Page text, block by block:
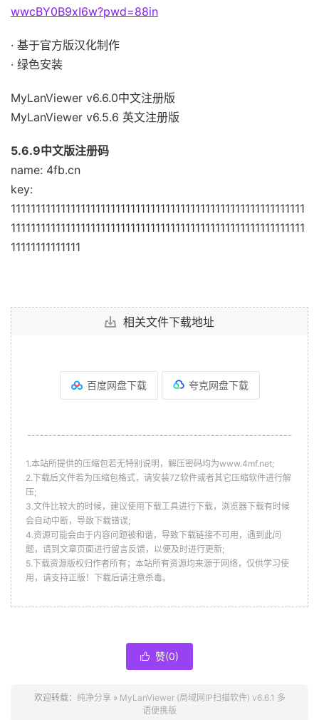
wwcBY0B9xI6w?pwd=88in
· 基于官方版汉化制作
· 绿色安装
MyLanViewer v6.6.0中文注册版
MyLanViewer v6.5.6 英文注册版
5.6.9中文版注册码
name: 4fb.cn
key:
11111111111111111111111111111111111111111111111111111111111
11111111111111111111111111111111111111111111111111111111111
11111111111111
相关文件下载地址
百度网盘下载 夸克网盘下载
--------------------------------------------------------------
1.本站所提供的压缩包若无特别说明，解压密码均为www.4mf.net;
2.下载后文件若为压缩包格式，请安装7Z软件或者其它压缩软件进行解
压;
3.文件比较大的时候，建议使用下载工具进行下载，浏览器下载有时候
会自动中断，导致下载错误;
4.资源可能会由于内容问题被和谐，导致下载链接不可用，遇到此问
题，请到文章页面进行留言反馈，以便及时进行更新;
5.下载资源版权归作者所有；本站所有资源均来源于网络，仅供学习使
用，请支持正版！下载后请注意杀毒。
 赞(0)
欢迎转载： 纯净分享 » MyLanViewer (局域网IP扫描软件) v6.6.1 多
语便携版